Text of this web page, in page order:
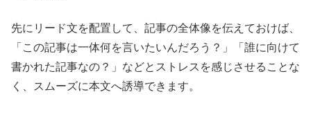
先にリード文を配置して、記事の全体像を伝えておけば、
「この記事は一体何を言いたいんだろう？」「誰に向けて
書かれた記事なの？」などとストレスを感じさせることな
く、スムーズに本文へ誘導できます。